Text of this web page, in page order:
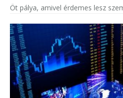
Öt pálya, amivel érdemes lesz